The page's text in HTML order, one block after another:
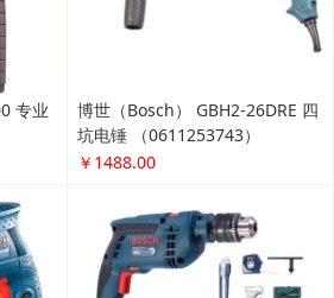
专业
博世（Bosch） GBH2-26DRE 四
坑电锤 （0611253743）
￥1488.00